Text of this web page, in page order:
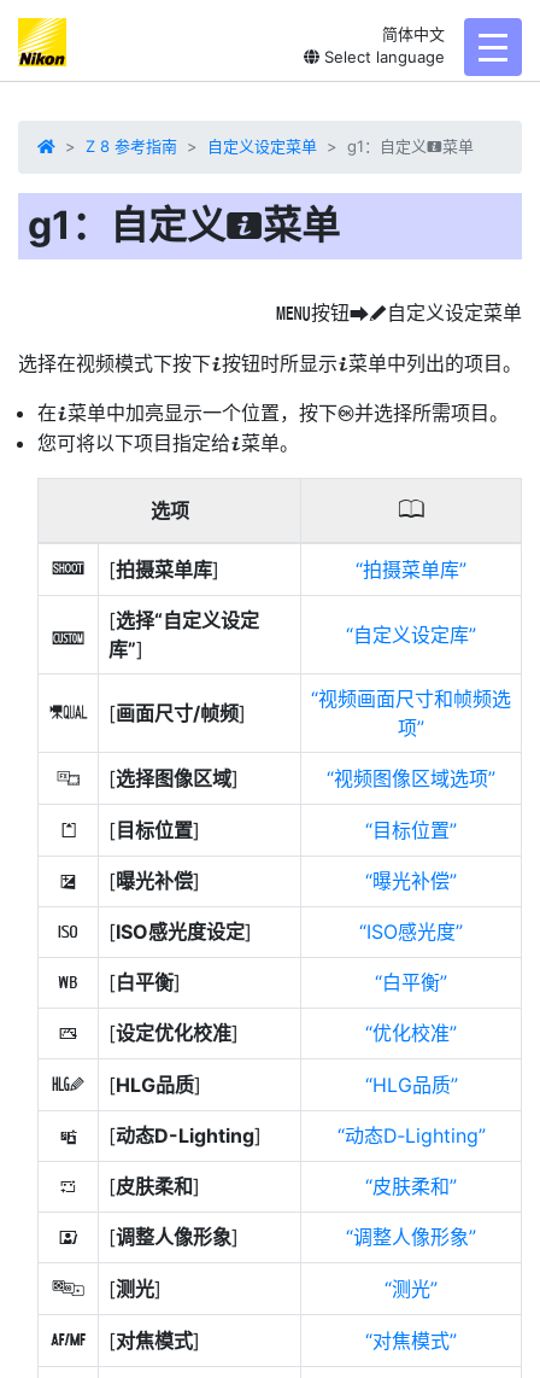
简体中文
Select language
Z 8 参考指南 自定义设定菜单 g1：自定义i菜单
g1：自定义i菜单
G按钮UA自定义设定菜单
选择在视频模式下按下i按钮时所显示i菜单中列出的项目。
在i菜单中加亮显示一个位置，按下J并选择所需项目。
您可将以下项目指定给i菜单。
选项 0
n [拍摄菜单库] 拍摄菜单库
j
[选择“自定义设定
库”]
自定义设定库
G [画面尺寸/帧频]
视频画面尺寸和帧频选
项
J [选择图像区域] 视频图像区域选项
N [ 目标位置] 目标位置
E [曝光补偿] 曝光补偿
9 [ISO感光度设定] ISO感光度
m [白平衡] 白平衡
h [设定优化校准] 优化校准
6 [HLG品质] HLG品质
y [动态D-Lighting] 动态D‑Lighting
h [皮肤柔和] 皮肤柔和
i [调整人像形象] 调整人像形象
w [测光] 测光
s [对焦模式] 对焦模式